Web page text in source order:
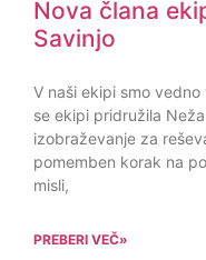
Nova člana
Savinjo
V naši ekipi smo
se ekipi pridružila
izobraževanje za
pomemben korak na
misli,
PREBERI VEČ»